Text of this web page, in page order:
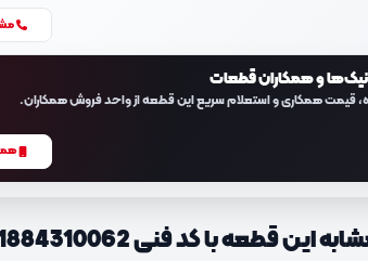
و همکاران قطعات
قیمت همکاری و استعلام سریع این قطعه از واحد فروش همکاران.
قطعه با کد فنی 1884310062